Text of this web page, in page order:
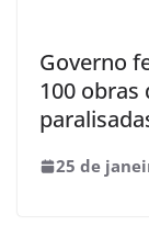
Governo
100 obras
25 de